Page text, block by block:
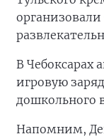
В Чебоксарах
игровую
дошкольного
Напомним,